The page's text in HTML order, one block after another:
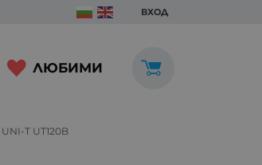
ВХОД
ЛЮБИМИ
T UT120B